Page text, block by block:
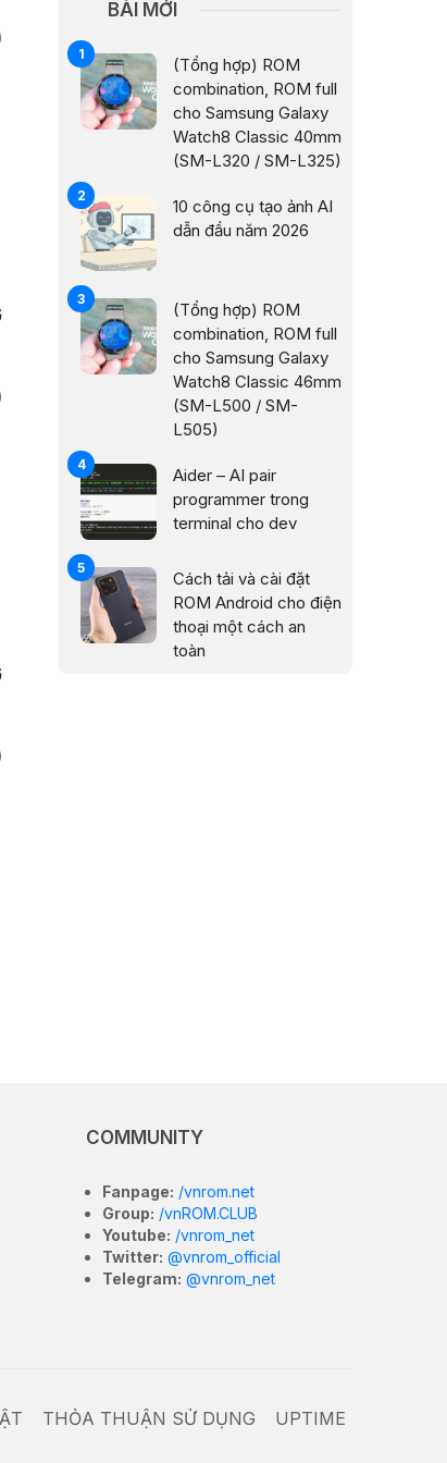
BÀI MỚI
(Tổng hợp) ROM
combination, ROM full
cho Samsung Galaxy
Watch8 Classic 40mm
(SM-L320 / SM-L325)
10 công cụ tạo ảnh AI
dẫn đầu năm 2026
(Tổng hợp) ROM
combination, ROM full
cho Samsung Galaxy
Watch8 Classic 46mm
(SM-L500 / SM-
L505)
Aider – AI pair
programmer trong
terminal cho dev
Cách tải và cài đặt
ROM Android cho điện
thoại một cách an
toàn
COMMUNITY
Fanpage: /vnrom.net
Group: /vnROM.CLUB
Youtube: /vnrom_net
Twitter: @vnrom_official
Telegram: @vnrom_net
THỎA THUẬN SỬ DỤNG UPTIME